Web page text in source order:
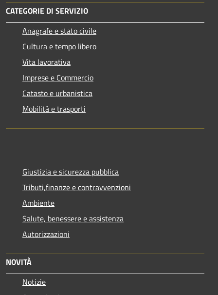
CATEGORIE DI SERVIZIO
Anagrafe e stato civile
Cultura e tempo libero
Vita lavorativa
Imprese e Commercio
Catasto e urbanistica
Mobilità e trasporti
Giustizia e sicurezza pubblica
Tributi,finanze e contravvenzioni
Ambiente
Salute, benessere e assistenza
Autorizzazioni
NOVITÀ
Notizie